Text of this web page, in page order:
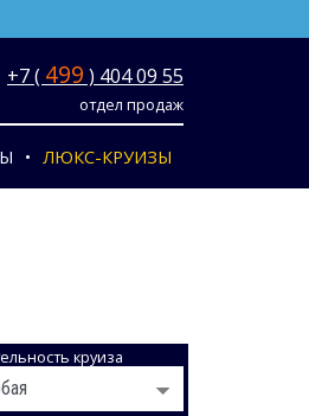
+7 ( 499 ) 404 09 55
отдел продаж
ЛЮКС-КРУИЗЫ
круиза